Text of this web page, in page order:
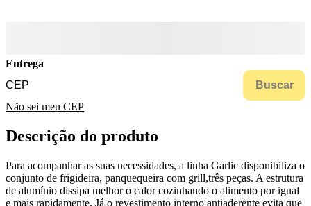
Entrega
Buscar
Não sei meu CEP
Descrição do produto
Para acompanhar as suas necessidades, a linha Garlic disponibiliza o
conjunto de frigideira, panquequeira com grill,três peças. A estrutura
de alumínio dissipa melhor o calor cozinhando o alimento por igual
e mais rapidamente. Já o revestimento interno antiaderente evita que